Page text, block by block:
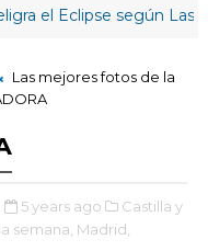
Eclipse según Las
Las mejores fotos de la
5 years ago
Castilla y
semana, Madrid,